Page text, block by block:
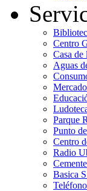
Centro
Casa de
Aguas
Parque
Punto
Centro
Radio
Basica